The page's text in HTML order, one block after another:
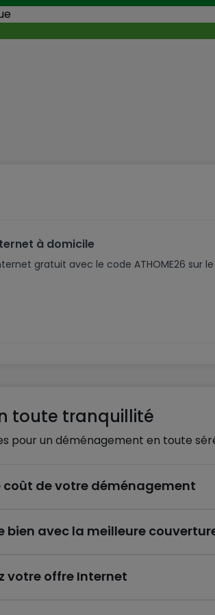
à domicile
gratuit avec le code ATHOME26 sur
toute tranquillité
pour un déménagement en toute
coût de votre déménagement
bien avec la meilleure
votre offre Internet